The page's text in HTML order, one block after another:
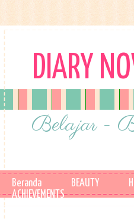
DIARY
Belajar -
Beranda BEAUTY
ACHIEVEMENTS